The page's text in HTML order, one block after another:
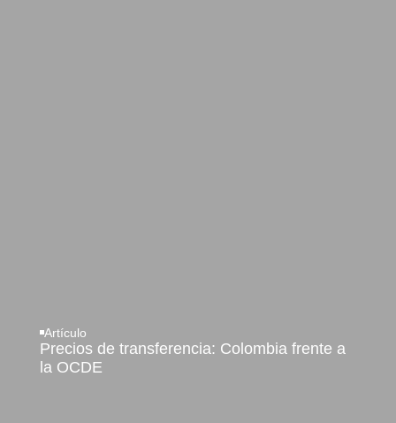
Artículo
Precios de transferencia: Colombia frente a
la OCDE